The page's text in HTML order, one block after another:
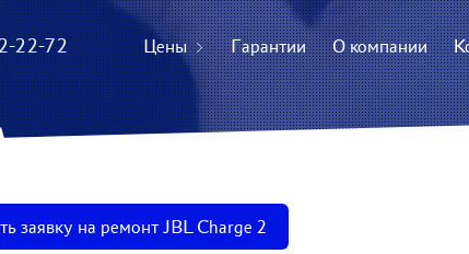
22-72 Цены Гарантии О компании
заявку на ремонт JBL Charge 2